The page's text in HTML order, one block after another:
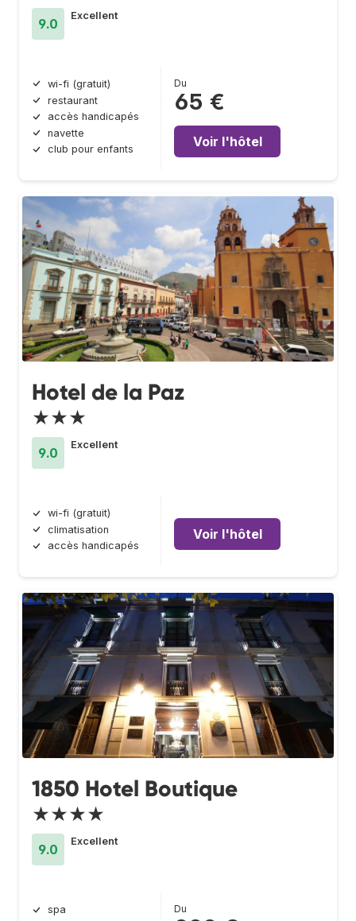
9.0
Excellent
wi-fi (gratuit)
restaurant
accès handicapés
navette
club pour enfants
Du
65 €
Voir l'hôtel
Hotel de la Paz
★★★
9.0
Excellent
wi-fi (gratuit)
climatisation
accès handicapés
Voir l'hôtel
1850 Hotel Boutique
★★★★
9.0
Excellent
spa
Du